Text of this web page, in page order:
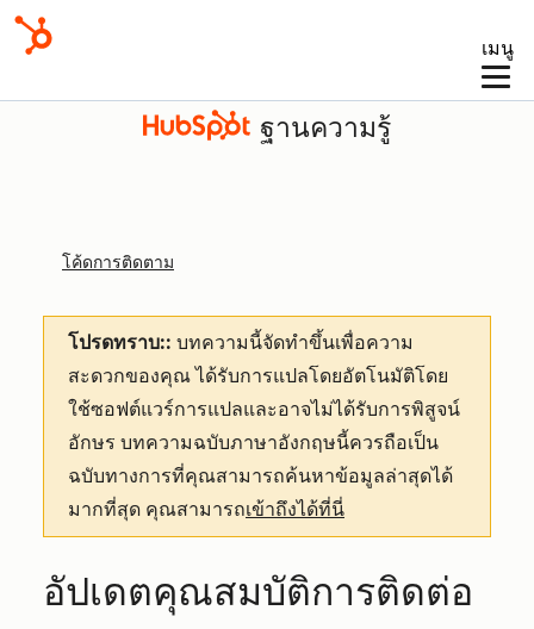
เมนู
ฐานความรู้
โค้ดการติดตาม
โปรดทราบ:: บทความนี้จัดทำขึ้นเพื่อความ
สะดวกของคุณได้รับการแปลโดยอัตโนมัติโดย
ใช้ซอฟต์แวร์การแปลและอาจไม่ได้รับการพิสูจน์
อักษร บทความฉบับภาษาอังกฤษนี้ควรถือเป็น
ฉบับทางการที่คุณสามารถค้นหาข้อมูลล่าสุดได้
มากที่สุด คุณสามารถเข้าถึงได้ที่นี่
อัปเดตคุณสมบัติการติดต่อ